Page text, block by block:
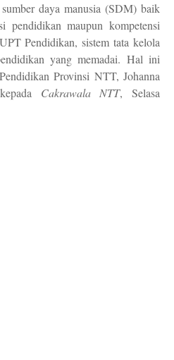
daya manusia (SDM) baik
pendidikan maupun kompetensi
Pendidikan, sistem tata kelola
yang memadai. Hal ini
Provinsi NTT, Johanna
Cakrawala NTT,Selasa